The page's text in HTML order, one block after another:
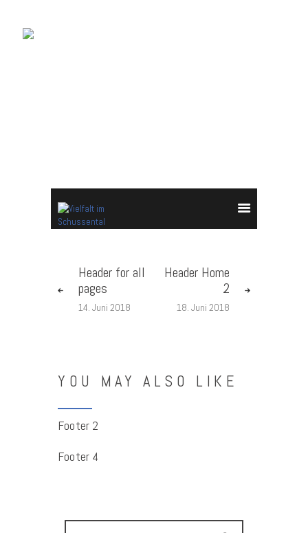
Header for all
pages
14. Juni 2018
Header Home
2
18. Juni 2018
YOU MAY ALSO LIKE
Footer 2
Footer 4